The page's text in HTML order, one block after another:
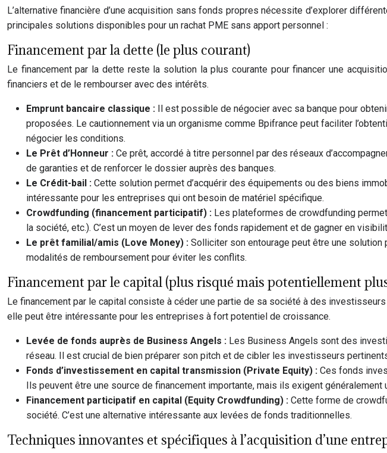
L’alternative financière d’une acquisition sans fonds propres nécessite d’explorer
principales solutions disponibles pour un rachat PME sans apport personnel :
Financement par la dette (le plus courant)
Le financement par la dette reste la solution la plus courante pour financer une
financiers et de le rembourser avec des intérêts.
Emprunt bancaire classique : Il est possible de négocier avec sa banque pour
proposées. Le cautionnement via un organisme comme Bpifrance peut faciliter
négocier les conditions.
Le Prêt d’Honneur : Ce prêt, accordé à titre personnel par des réseaux
de garanties et de renforcer le dossier auprès des banques.
Le Crédit-bail : Cette solution permet d’acquérir des équipements ou des biens
intéressante pour les entreprises qui ont besoin de matériel spécifique.
Crowdfunding (financement participatif) : Les plateformes de crowdfunding
la société, etc.). C’est un moyen de lever des fonds rapidement et de gagner en
Le prêt familial/amis (Love Money) : Solliciter son entourage peut être une
modalités de remboursement pour éviter les conflits.
Financement par le capital (plus risqué mais potentiellement
Le financement par le capital consiste à céder une partie de sa société à des
elle peut être intéressante pour les entreprises à fort potentiel de croissance.
Levée de fonds auprès de Business Angels : Les Business Angels sont des
réseau. Il est crucial de bien préparer son pitch et de cibler les investisseurs
Fonds d’investissement en capital transmission (Private Equity) : Ces fonds
Ils peuvent être une source de financement importante, mais ils exigent
Financement participatif en capital (Equity Crowdfunding) : Cette forme de
société. C’est une alternative intéressante aux levées de fonds traditionnelles.
Techniques innovantes et spécifiques à l’acquisition d’une